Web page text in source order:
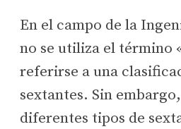
En el campo de la
no se utiliza el término
referirse a una
sextantes. Sin
diferentes tipos de